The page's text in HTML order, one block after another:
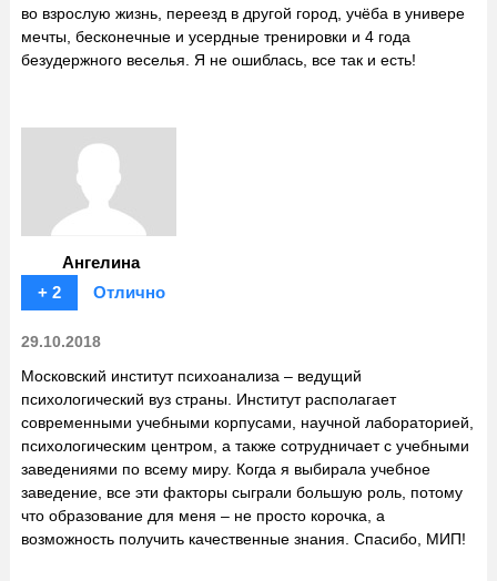
во взрослую жизнь, переезд в другой город, учёба в универе
мечты, бесконечные и усердные тренировки и 4 года
безудержного веселья. Я не ошиблась, все так и есть!
Ангелина
+ 2
Отлично
29.10.2018
Московский институт психоанализа – ведущий
психологический вуз страны. Институт располагает
современными учебными корпусами, научной лабораторией,
психологическим центром, а также сотрудничает с учебными
заведениями по всему миру. Когда я выбирала учебное
заведение, все эти факторы сыграли большую роль, потому
что образование для меня – не просто корочка, а
возможность получить качественные знания. Спасибо, МИП!